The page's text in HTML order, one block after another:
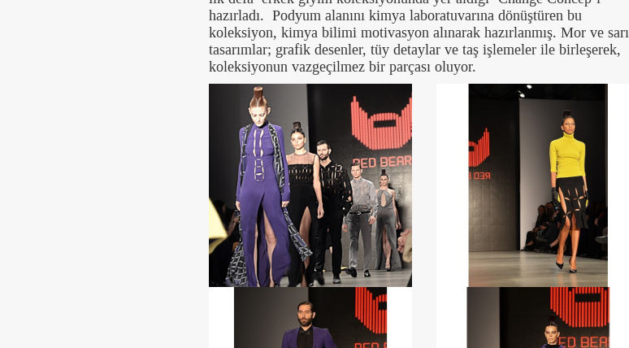
hazırladı. Podyum alanını kimya laboratuvarına dönüştüren bu
koleksiyon, kimya bilimi motivasyon alınarak hazırlanmış. Mor ve sarı
tasarımlar; grafik desenler, tüy detaylar ve taş işlemeler ile birleşerek,
koleksiyonun vazgeçilmez bir parçası oluyor.